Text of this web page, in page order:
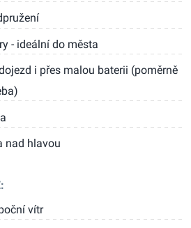
- ideální do města
i přes malou baterii (poměrně
nad hlavou
vítr